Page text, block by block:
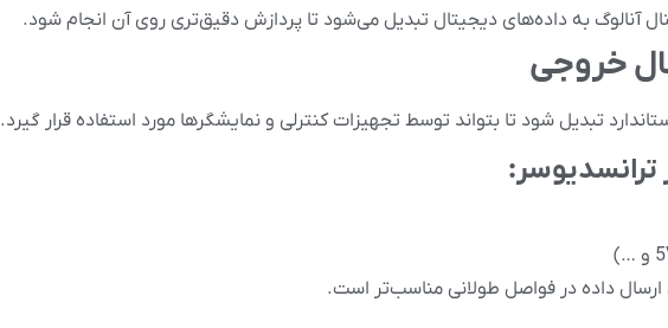
آنالوگ به داده‌های دیجیتال تبدیل می‌شود تا پردازش دقیق‌تری روی آن انجام شود.
تبدیل شود تا بتواند توسط تجهیزات کنترلی و نمایشگرها مورد استفاده قرار گیرد.
ترانسدیوسر: